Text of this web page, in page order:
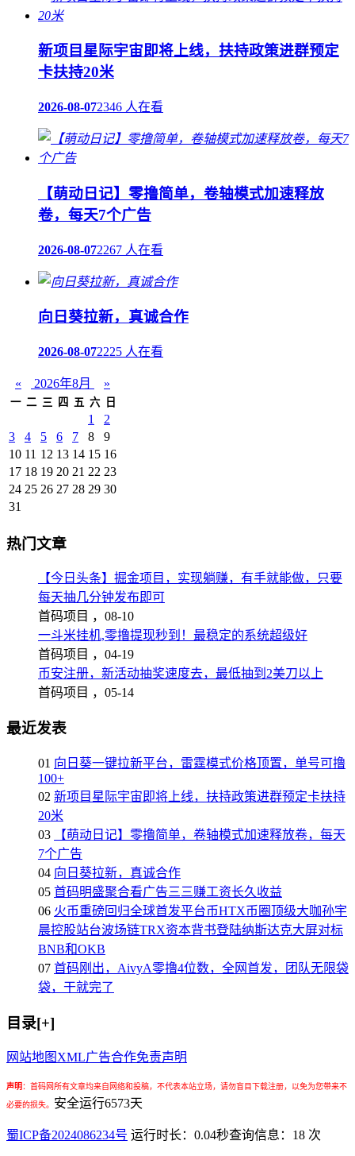
新项目星际宇宙即将上线，扶持政策进群预定
卡扶持20米
2026-08-072346 人在看
【萌动日记】零撸简单，卷轴模式加速释放
卷，每天7个广告
2026-08-072267 人在看
向日葵拉新，真诚合作
2026-08-072225 人在看
« 2026年8月 »
一 二 三 四 五 六 日
1
2
3
4 5 6 7 8
9
10 11 12 13 14 15 16
17 18 19 20 21 22 23
24 25 26 27 28 29 30
31
热门文章
【今日头条】掘金项目，实现躺赚，有手就能做，只要
每天抽几分钟发布即可
首码项目 ， 08-10
一斗米挂机,零撸提现秒到！最稳定的系统超级好
首码项目 ， 04-19
币安注册，新活动抽奖速度去，最低抽到2美刀以上
首码项目 ， 05-14
最近发表
01 向日葵一键拉新平台，雷霆模式价格顶置，单号可撸
100+
02 新项目星际宇宙即将上线，扶持政策进群预定卡扶持
20米
03
【萌动日记】零撸简单，卷轴模式加速释放卷，每天
7个广告
04 向日葵拉新，真诚合作
05 首码明盛聚合看广告三三赚工资长久收益
06 火币重磅回归全球首发平台币HTX币圈顶级大咖孙宇
晨控股站台波场链TRX资本背书登陆纳斯达克大屏对标
BNB和OKB
07 首码刚出，AivyA零撸4位数，全网首发，团队无限袋
袋，干就完了
目录[+]
网站地图 XML广告合作免责声明
声明： 首码网所有文章均来自网络和投稿，不代表本站立场，请勿盲目下载注册，以免为您带来不
必要的损失。 安全运行6573天
蜀ICP备2024086234号 运行时长：0.04秒查询信息：18 次